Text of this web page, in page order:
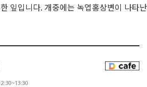
잎입니다. 개중에는 녹엽홍상변이 나타난